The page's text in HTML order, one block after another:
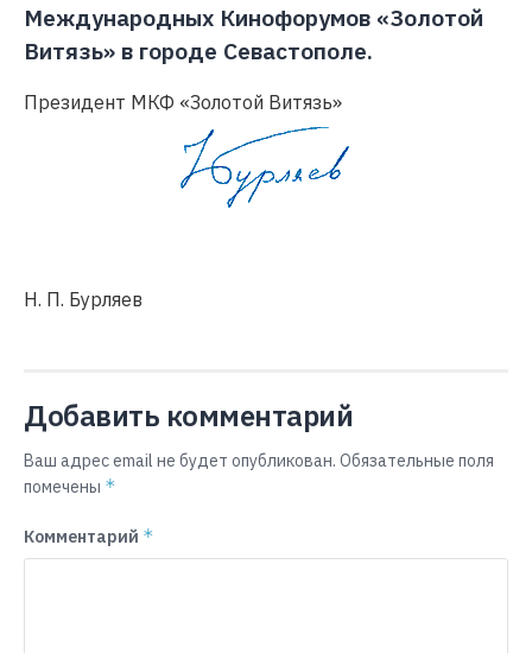
Международных Кинофорумов «Золотой
Витязь» в городе Севастополе.
Президент МКФ «Золотой Витязь»
Н. П. Бурляев
Добавить комментарий
Ваш адрес email не будет опубликован. Обязательные поля
помечены *
Комментарий *